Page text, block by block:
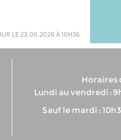
le 23.06.2026 à 10h36
Horaires
Lundi au vendredi :
Sauf le mardi :